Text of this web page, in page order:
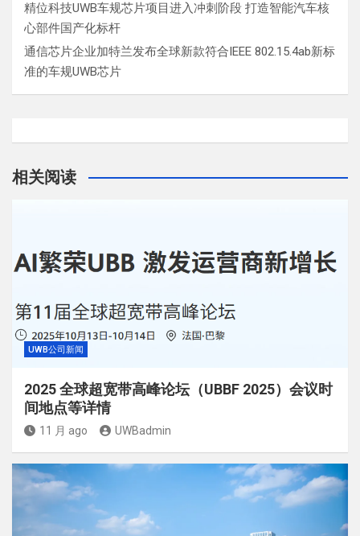
精位科技UWB车规芯片项目进入冲刺阶段 打造智能汽车核
心部件国产化标杆
通信芯片企业加特兰发布全球新款符合IEEE 802.15.4ab新标
准的车规UWB芯片
相关阅读
UWB公司新闻
2025 全球超宽带高峰论坛（UBBF 2025）会议时
间地点等详情
11 月 ago UWBadmin